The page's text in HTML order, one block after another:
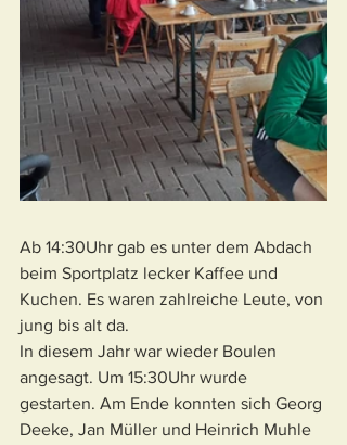
Ab 14:30Uhr gab es unter dem Abdach
beim Sportplatz lecker Kaffee und
Kuchen. Es waren zahlreiche Leute, von
jung bis alt da.
In diesem Jahr war wieder Boulen
angesagt. Um 15:30Uhr wurde
gestarten. Am Ende konnten sich Georg
Deeke, Jan Müller und Heinrich Muhle